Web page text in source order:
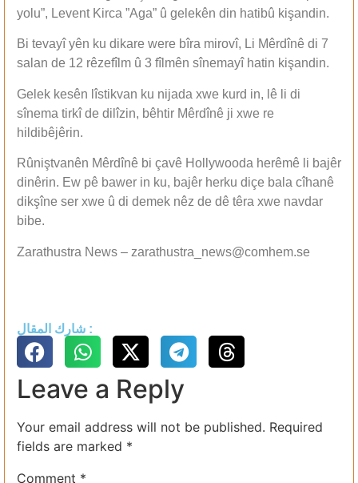
yolu”, Levent Kirca ”Aga” û gelekên din hatibû kişandin.
Bi tevayî yên ku dikare were bîra mirovî, Li Mêrdînê di 7
salan de 12 rêzefîlm û 3 fîlmên sînemayî hatin kişandin.
Gelek kesên lîstikvan ku nijada xwe kurd in, lê li di
sînema tirkî de dilîzin, bêhtir Mêrdînê ji xwe re
hildibêjêrin.
Rûniştvanên Mêrdînê bi çavê Hollywooda herêmê li bajêr
dinêrin. Ew pê bawer in ku, bajêr herku diçe bala cîhanê
dikşîne ser xwe û di demek nêz de dê têra xwe navdar
bibe.
Zarathustra News – zarathustra_news@comhem.se
شارك المقال :
Leave a Reply
Your email address will not be published. Required
fields are marked *
Comment *